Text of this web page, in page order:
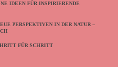
IDEEN FÜR INSPIRIERENDE
PERSPEKTIVEN IN DER NATUR –
FÜR SCHRITT